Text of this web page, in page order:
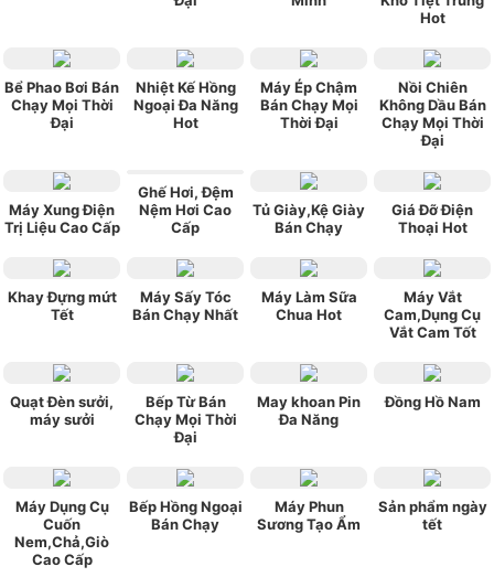
Hot
Bể Phao Bơi Bán
Chạy Mọi Thời
Đại
Nhiệt Kế Hồng
Ngoại Đa Năng
Hot
Máy Ép Chậm
Bán Chạy Mọi
Thời Đại
Nồi Chiên
Không Dầu Bán
Chạy Mọi Thời
Đại
Máy Xung Điện
Trị Liệu Cao Cấp
Ghế Hơi, Đệm
Nệm Hơi Cao
Cấp
Tủ Giày,Kệ Giày
Bán Chạy
Giá Đỡ Điện
Thoại Hot
Khay Đựng mứt
Tết
Máy Sấy Tóc
Bán Chạy Nhất
Máy Làm Sữa
Chua Hot
Máy Vắt
Cam,Dụng Cụ
Vắt Cam Tốt
Quạt Đèn sưởi,
máy sưởi
Bếp Từ Bán
Chạy Mọi Thời
Đại
May khoan Pin
Đa Năng
Đồng Hồ Nam
Máy Dụng Cụ
Cuốn
Nem,Chả,Giò
Cao Cấp
Bếp Hồng Ngoại
Bán Chạy
Máy Phun
Sương Tạo Ẩm
Sản phẩm ngày
tết